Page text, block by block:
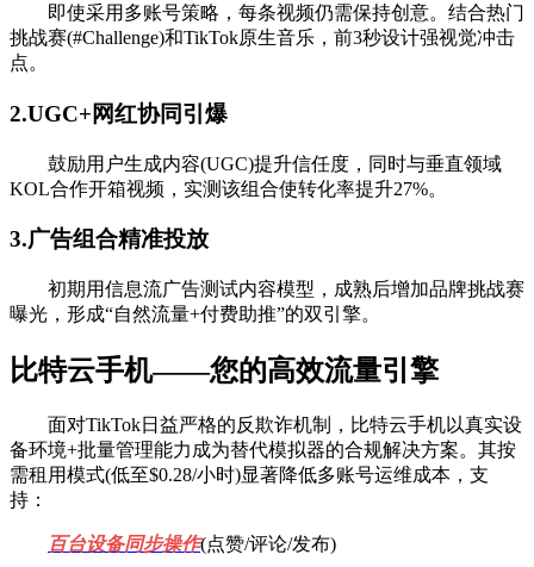
即使采用多账号策略，每条视频仍需保持创意。结合热门
挑战赛(#Challenge)和TikTok原生音乐，前3秒设计强视觉冲击
点。
2.UGC+网红协同引爆
鼓励用户生成内容(UGC)提升信任度，同时与垂直领域
KOL合作开箱视频，实测该组合使转化率提升27%。
3.广告组合精准投放
初期用信息流广告测试内容模型，成熟后增加品牌挑战赛
曝光，形成“自然流量+付费助推”的双引擎。
比特云手机——您的高效流量引擎
面对TikTok日益严格的反欺诈机制，比特云手机以真实设
备环境+批量管理能力成为替代模拟器的合规解决方案。其按
需租用模式(低至$0.28/小时)显著降低多账号运维成本，支
持：
百台设备同步操作(点赞/评论/发布)